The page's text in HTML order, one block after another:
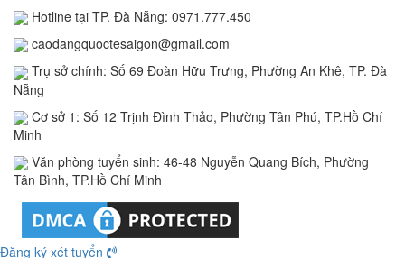
Hotline tại TP. Đà Nẵng: 0971.777.450
caodangquoctesaigon@gmail.com
Trụ sở chính: Số 69 Đoàn Hữu Trưng, Phường An Khê, TP. Đà
Nẵng
Cơ sở 1: Số 12 Trịnh Đình Thảo, Phường Tân Phú, TP.Hồ Chí
Minh
Văn phòng tuyển sinh: 46-48 Nguyễn Quang Bích, Phường
Tân Bình, TP.Hồ Chí Minh
Đăng ký xét tuyển